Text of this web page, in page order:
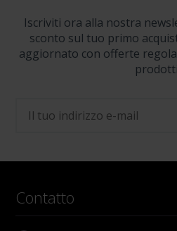
Iscriviti ora alla nostra
sconto sul tuo primo
aggiornato con offerte
Contatto